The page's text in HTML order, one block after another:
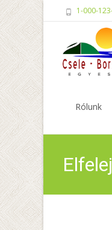
1-000-
Rólunk